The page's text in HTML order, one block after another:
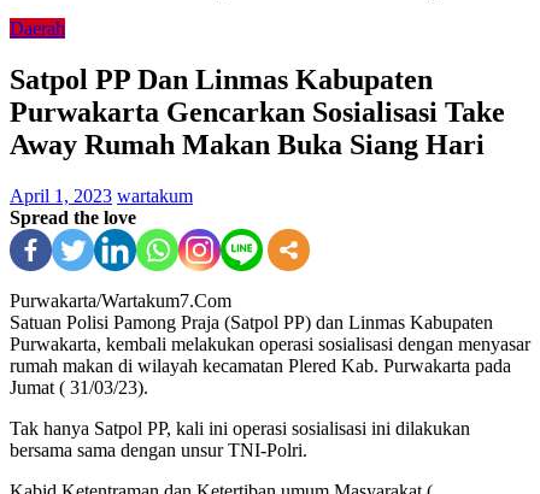
Daerah
Satpol PP Dan Linmas Kabupaten
Purwakarta Gencarkan Sosialisasi Take
Away Rumah Makan Buka Siang Hari
April 1, 2023 wartakum
Spread the love
Purwakarta/Wartakum7.Com
Satuan Polisi Pamong Praja (Satpol PP) dan Linmas Kabupaten
Purwakarta, kembali melakukan operasi sosialisasi dengan menyasar
rumah makan di wilayah kecamatan Plered Kab. Purwakarta pada
Jumat ( 31/03/23).
Tak hanya Satpol PP, kali ini operasi sosialisasi ini dilakukan
bersama sama dengan unsur TNI-Polri.